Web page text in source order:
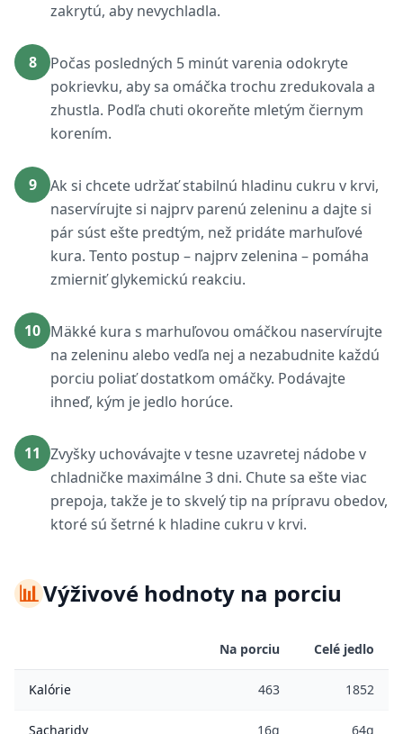
zakrytú, aby nevychladla.
8
Počas posledných 5 minút varenia odokryte
pokrievku, aby sa omáčka trochu zredukovala a
zhustla. Podľa chuti okoreňte mletým čiernym
korením.
9
Ak si chcete udržať stabilnú hladinu cukru v krvi,
naservírujte si najprv parenú zeleninu a dajte si
pár súst ešte predtým, než pridáte marhuľové
kura. Tento postup – najprv zelenina – pomáha
zmierniť glykemickú reakciu.
10 Mäkké kura s marhuľovou omáčkou naservírujte
na zeleninu alebo vedľa nej a nezabudnite každú
porciu poliať dostatkom omáčky. Podávajte
ihneď, kým je jedlo horúce.
11 Zvyšky uchovávajte v tesne uzavretej nádobe v
chladničke maximálne 3 dni. Chute sa ešte viac
prepoja, takže je to skvelý tip na prípravu obedov,
ktoré sú šetrné k hladine cukru v krvi.
📊Výživové hodnoty na porciu
Na porciu Celé jedlo
Kalórie 463 1852
Sacharidy 16g 64g